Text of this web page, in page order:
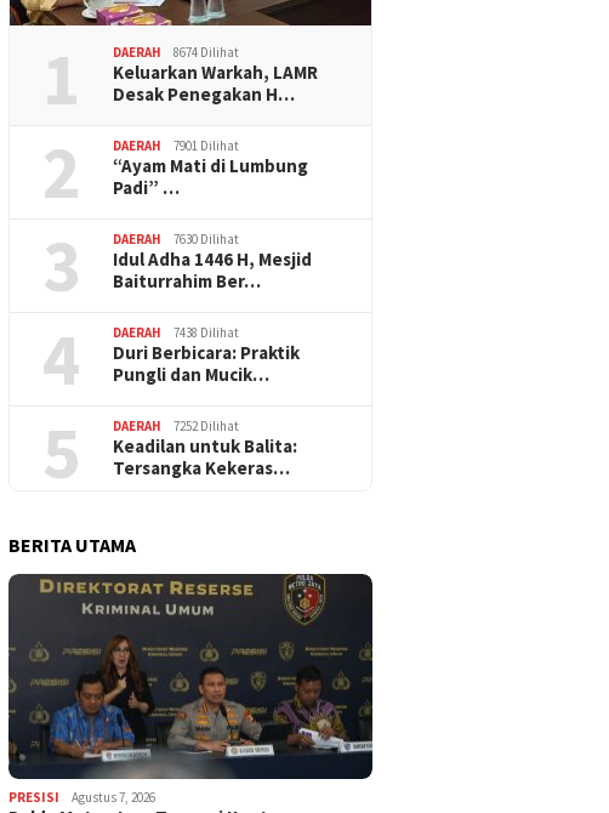
1 DAERAH 8674 Dilihat
Keluarkan Warkah, LAMR
Desak Penegakan H…
2 DAERAH 7901 Dilihat
“Ayam Mati di Lumbung
Padi” …
3 DAERAH 7630 Dilihat
Idul Adha 1446 H, Mesjid
Baiturrahim Ber…
4 DAERAH 7438 Dilihat
Duri Berbicara: Praktik
Pungli dan Mucik…
5 DAERAH 7252 Dilihat
Keadilan untuk Balita:
Tersangka Kekeras…
BERITA UTAMA
PRESISI Agustus 7, 2026